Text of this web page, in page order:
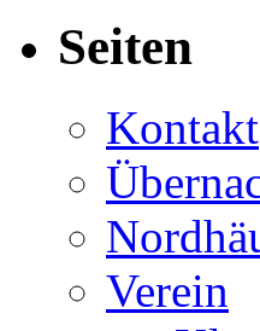
Seiten
Kontakt
Verein